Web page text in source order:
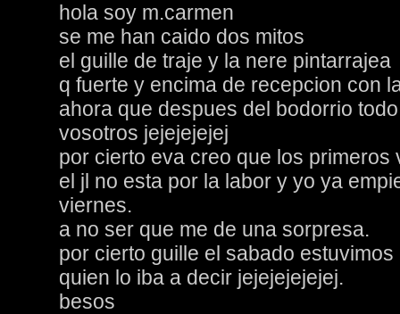
hola soy m.carmen
se me han caido dos mitos
el guille de traje y la nere pintarrajea
q fuerte y encima de recepcion con
ahora que despues del bodorrio
vosotros jejejejejej
por cierto eva creo que los primeros
el jl no esta por la labor y yo ya
viernes.
a no ser que me de una sorpresa.
por cierto guille el sabado
quien lo iba a decir jejejejejejej.
besos